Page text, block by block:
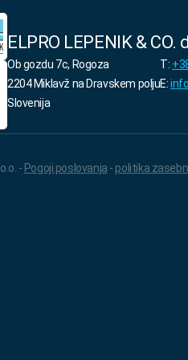
ELPRO LEPENIK & CO.
Ob gozdu 7c, Rogoza
2204 Miklavž na Dravskem polju
Slovenija
T:
E:
- Pogoji poslovanja - politika